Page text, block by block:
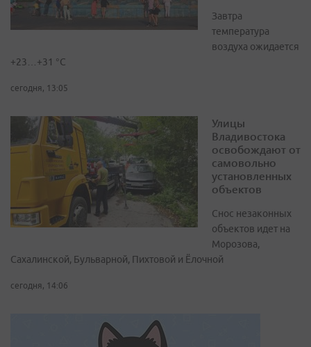
Завтра
температура
воздуха ожидается
+23…+31 °C
сегодня, 13:05
Улицы
Владивостока
освобождают от
самовольно
установленных
объектов
Снос незаконных
объектов идет на
Морозова,
Сахалинской, Бульварной, Пихтовой и Ёлочной
сегодня, 14:06